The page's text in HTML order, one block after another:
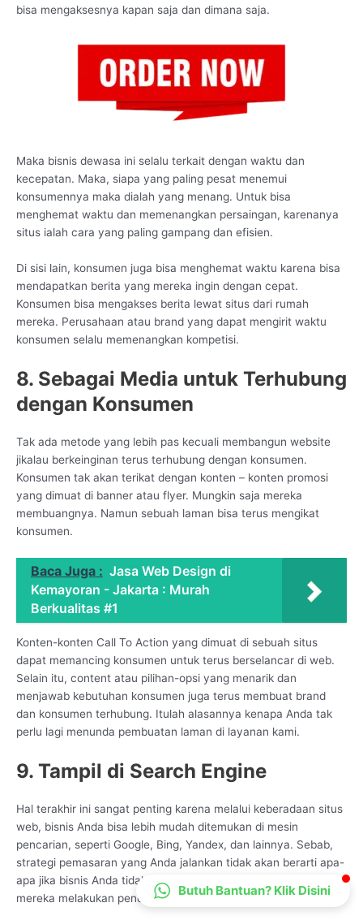
bisa mengaksesnya kapan saja dan dimana saja.
Maka bisnis dewasa ini selalu terkait dengan waktu dan
kecepatan. Maka, siapa yang paling pesat menemui
konsumennya maka dialah yang menang. Untuk bisa
menghemat waktu dan memenangkan persaingan, karenanya
situs ialah cara yang paling gampang dan efisien.
Di sisi lain, konsumen juga bisa menghemat waktu karena bisa
mendapatkan berita yang mereka ingin dengan cepat.
Konsumen bisa mengakses berita lewat situs dari rumah
mereka. Perusahaan atau brand yang dapat mengirit waktu
konsumen selalu memenangkan kompetisi.
8. Sebagai Media untuk Terhubung
dengan Konsumen
Tak ada metode yang lebih pas kecuali membangun website
jikalau berkeinginan terus terhubung dengan konsumen.
Konsumen tak akan terikat dengan konten – konten promosi
yang dimuat di banner atau flyer. Mungkin saja mereka
membuangnya. Namun sebuah laman bisa terus mengikat
konsumen.
Baca Juga : Jasa Web Design di
Kemayoran - Jakarta : Murah
Berkualitas #1
Konten-konten Call To Action yang dimuat di sebuah situs
dapat memancing konsumen untuk terus berselancar di web.
Selain itu, content atau pilihan-opsi yang menarik dan
menjawab kebutuhan konsumen juga terus membuat brand
dan konsumen terhubung. Itulah alasannya kenapa Anda tak
perlu lagi menunda pembuatan laman di layanan kami.
9. Tampil di Search Engine
Hal terakhir ini sangat penting karena melalui keberadaan situs
web, bisnis Anda bisa lebih mudah ditemukan di mesin
pencarian, seperti Google, Bing, Yandex, dan lainnya. Sebab,
strategi pemasaran yang Anda jalankan tidak akan berarti apa-
apa jika bisnis Anda tidak ditemukan oleh calon konsumen saat
mereka melakukan pencarian di mesin pencarian.
CS Lenteraweb
Online
Butuh Bantuan? Klik Disini